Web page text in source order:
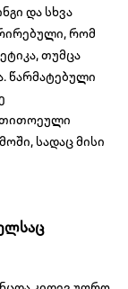
და სხვა
რომ
თუმცა
წარმატებული
თითოეული
სადაც მისი